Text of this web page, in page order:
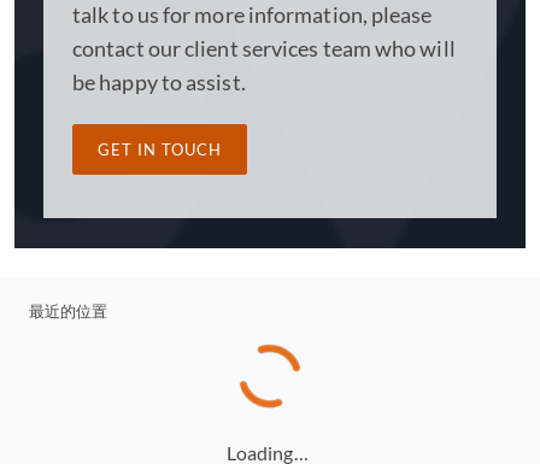
talk to us for more information, please
contact our client services team who will
be happy to assist.
GET IN TOUCH
最近的位置
Loading…